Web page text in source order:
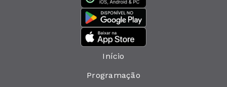
Início
Programação